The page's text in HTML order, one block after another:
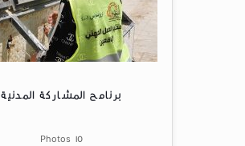
برنامج المشاركة المدنية
15